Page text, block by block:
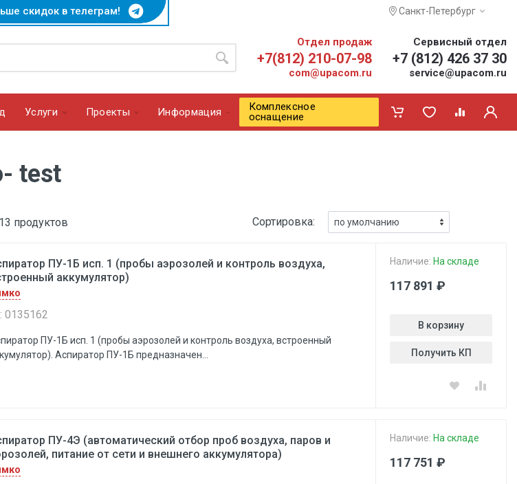
скидок в телеграм! Санкт-Петербург
Отдел продаж
+7(812) 210-07-98
com@upacom.ru
Сервисный отдел
+7 (812) 426 37 30
service@upacom.ru
Услуги Проекты Информация
Комплексное
оснащение
test
продуктов Сортировка:
ПУ-1Б исп. 1 (пробы аэрозолей и контроль воздуха,
аккумулятор)
0135162
ПУ-1Б исп. 1 (пробы аэрозолей и контроль воздуха, встроенный
Аспиратор ПУ-1Б предназначен...
Наличие: На складе
117 891 ₽
В корзину
Получить КП
ПУ-4Э (автоматический отбор проб воздуха, паров и
питание от сети и внешнего аккумулятора)
Наличие: На складе
117 751 ₽